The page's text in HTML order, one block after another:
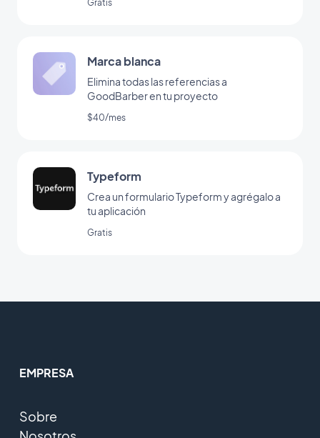
para configurar automatizaciones sin tener
Gratis
Marca blanca
Elimina todas las referencias a
GoodBarber en tu proyecto
$40/mes
Typeform
Crea un formulario Typeform y agrégalo a
tu aplicación
Gratis
EMPRESA
Sobre